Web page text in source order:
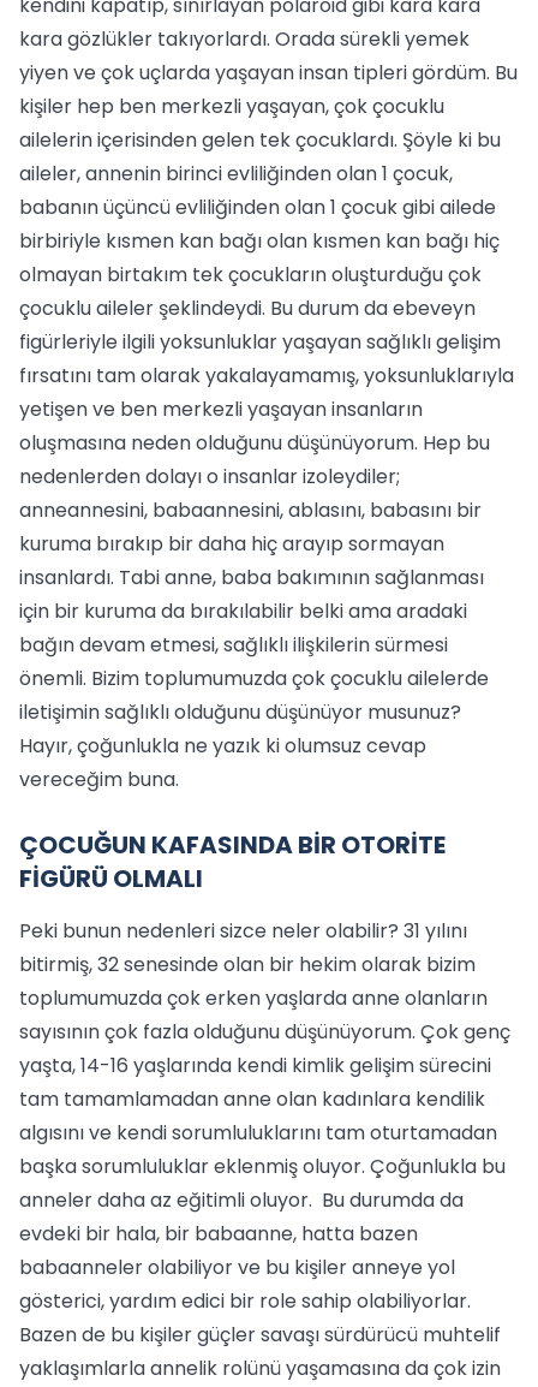
kara gözlükler takıyorlardı. Orada sürekli yemek
yiyen ve çok uçlarda yaşayan insan tipleri gördüm. Bu
kişiler hep ben merkezli yaşayan, çok çocuklu
ailelerin içerisinden gelen tek çocuklardı. Şöyle ki bu
aileler, annenin birinci evliliğinden olan 1 çocuk,
babanın üçüncü evliliğinden olan 1 çocuk gibi ailede
birbiriyle kısmen kan bağı olan kısmen kan bağı hiç
olmayan birtakım tek çocukların oluşturduğu çok
çocuklu aileler şeklindeydi. Bu durum da ebeveyn
figürleriyle ilgili yoksunluklar yaşayan sağlıklı gelişim
fırsatını tam olarak yakalayamamış, yoksunluklarıyla
yetişen ve ben merkezli yaşayan insanların
oluşmasına neden olduğunu düşünüyorum. Hep bu
nedenlerden dolayı o insanlar izoleydiler;
anneannesini, babaannesini, ablasını, babasını bir
kuruma bırakıp bir daha hiç arayıp sormayan
insanlardı. Tabi anne, baba bakımının sağlanması
için bir kuruma da bırakılabilir belki ama aradaki
bağın devam etmesi, sağlıklı ilişkilerin sürmesi
önemli. Bizim toplumumuzda çok çocuklu ailelerde
iletişimin sağlıklı olduğunu düşünüyor musunuz?
Hayır, çoğunlukla ne yazık ki olumsuz cevap
vereceğim buna.
ÇOCUĞUN KAFASINDA BİR OTORİTE
FİGÜRÜ OLMALI
Peki bunun nedenleri sizce neler olabilir? 31 yılını
bitirmiş, 32 senesinde olan bir hekim olarak bizim
toplumumuzda çok erken yaşlarda anne olanların
sayısının çok fazla olduğunu düşünüyorum. Çok genç
yaşta, 14-16 yaşlarında kendi kimlik gelişim sürecini
tam tamamlamadan anne olan kadınlara kendilik
algısını ve kendi sorumluluklarını tam oturtamadan
başka sorumluluklar eklenmiş oluyor. Çoğunlukla bu
anneler daha az eğitimli oluyor. Bu durumda da
evdeki bir hala, bir babaanne, hatta bazen
babaanneler olabiliyor ve bu kişiler anneye yol
gösterici, yardım edici bir role sahip olabiliyorlar.
Bazen de bu kişiler güçler savaşı sürdürücü muhtelif
yaklaşımlarla annelik rolünü yaşamasına da çok izin